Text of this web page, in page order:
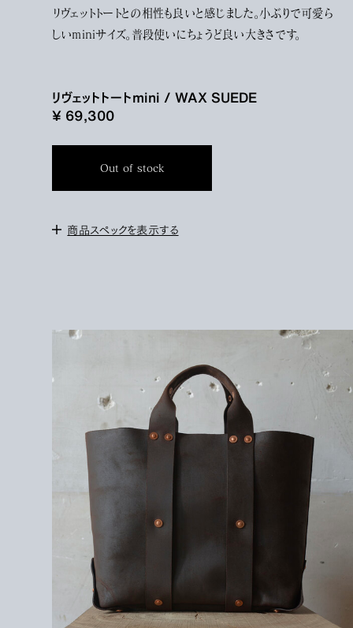
リヴェットトートとの相性も良いと感じました。小ぶりで可愛ら
しいminiサイズ。普段使いにちょうど良い大きさです。
リヴェットトートmini / WAX SUEDE
¥ 69,300
Out of stock
商品スペックを表示する
WAX SUEDE